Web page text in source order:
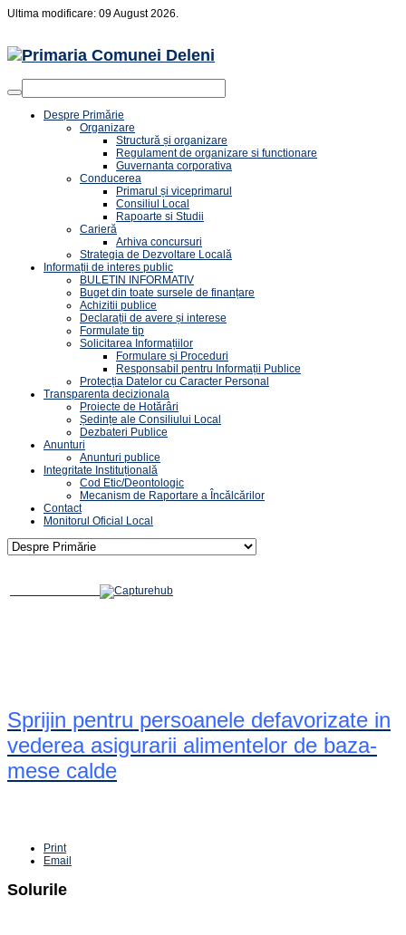
Ultima modificare: 09 August 2026.
Despre Primărie
Organizare
Structură și organizare
Regulament de organizare si functionare
Guvernanta corporativa
Conducerea
Primarul și viceprimarul
Consiliul Local
Rapoarte si Studii
Carieră
Arhiva concursuri
Strategia de Dezvoltare Locală
Informații de interes public
BULETIN INFORMATIV
Buget din toate sursele de finanțare
Achizitii publice
Declarații de avere și interese
Formulate tip
Solicitarea Informațiilor
Formulare și Proceduri
Responsabil pentru Informații Publice
Protecția Datelor cu Caracter Personal
Transparenta decizionala
Proiecte de Hotărâri
Ședințe ale Consiliului Local
Dezbateri Publice
Anunturi
Anunturi publice
Integritate Instituțională
Cod Etic/Deontologic
Mecanism de Raportare a Încălcărilor
Contact
Monitorul Oficial Local
Sprijin pentru persoanele defavorizate in
vederea asigurarii alimentelor de baza-
mese calde
Print
Email
Solurile